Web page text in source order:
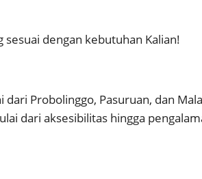
dengan kebutuhan Kalian!
Probolinggo, Pasuruan, dan
dari aksesibilitas hingga